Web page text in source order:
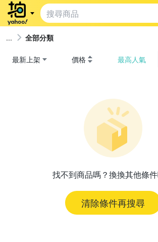
全部分類
最新上架 價格 最高人氣
找不到商品嗎？換換其他條件
清除條件再搜尋